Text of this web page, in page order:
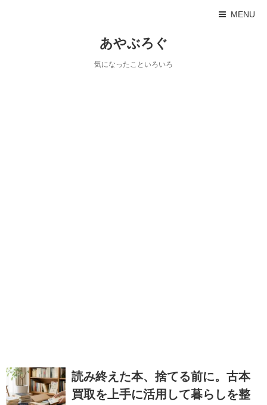
MENU
あやぶろぐ
気になったこといろいろ
読み終えた本、捨てる前に。古本
買取を上手に活用して暮らしを整